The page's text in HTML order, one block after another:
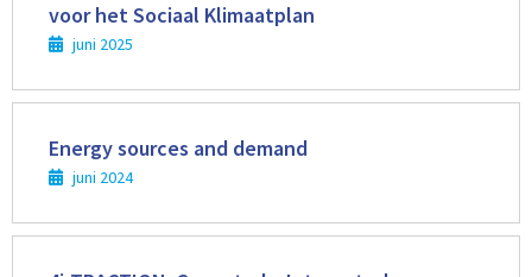
voor het Sociaal Klimaatplan
juni 2025
Energy sources and demand
juni 2024
meer